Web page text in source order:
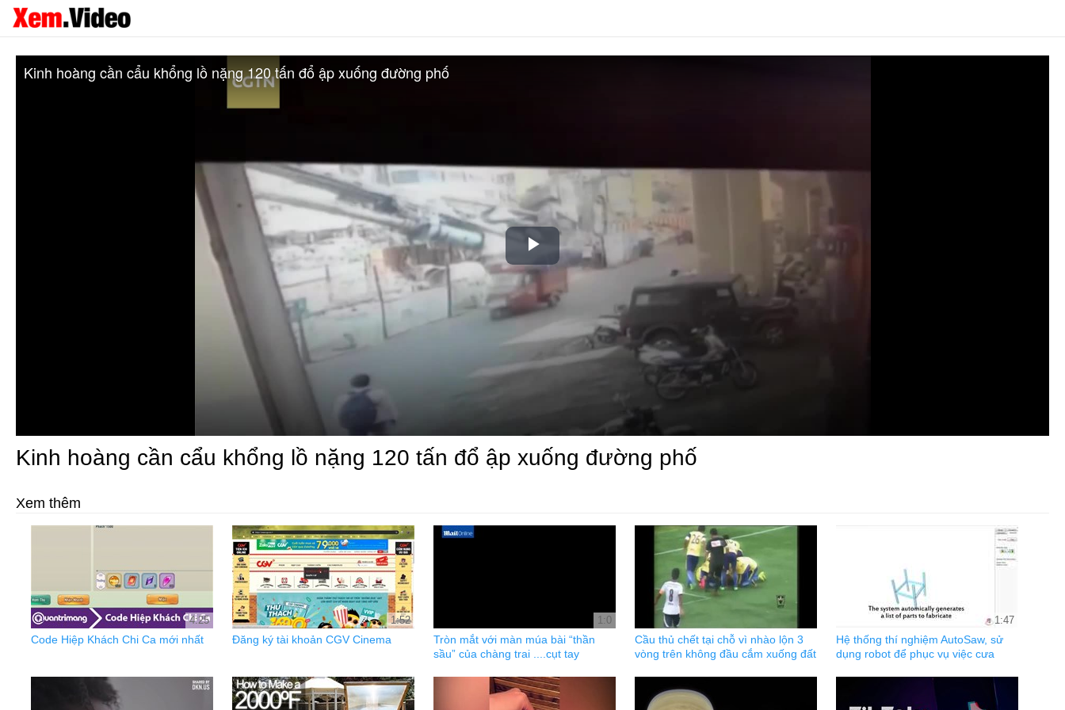
Play
Video
Kinh hoàng cần cẩu khổng lồ nặng 120 tấn đổ ập xuống đường phố
Kinh hoàng cần cẩu khổng lồ nặng 120 tấn đổ ập xuống đường phố
Xem thêm
4:25
Code Hiệp Khách Chi Ca mới nhất
1:52
Đăng ký tài khoản CGV Cinema
1:0
Tròn mắt với màn múa bài “thần
sầu” của chàng trai ....cụt tay
Cầu thủ chết tại chỗ vì nhào lộn 3
vòng trên không đầu cắm xuống đất
1:47
Hệ thống thí nghiệm AutoSaw, sử
dụng robot để phục vụ việc cưa